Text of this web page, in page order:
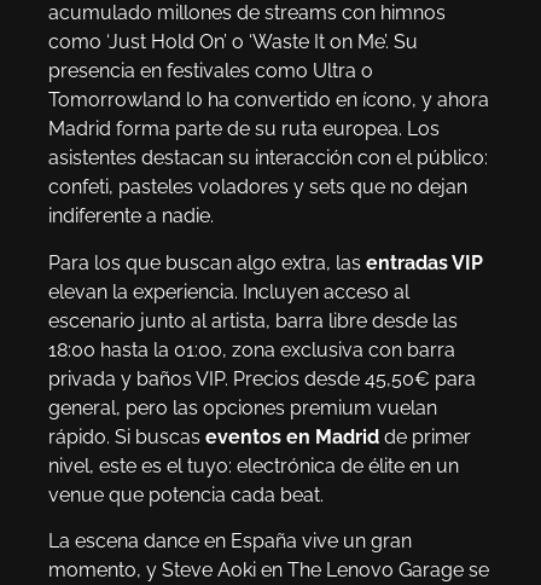
acumulado millones de streams con himnos
como ‘Just Hold On’ o ‘Waste It on Me’. Su
presencia en festivales como Ultra o
Tomorrowland lo ha convertido en ícono, y ahora
Madrid forma parte de su ruta europea. Los
asistentes destacan su interacción con el público:
confeti, pasteles voladores y sets que no dejan
indiferente a nadie.
Para los que buscan algo extra, las entradas VIP
elevan la experiencia. Incluyen acceso al
escenario junto al artista, barra libre desde las
18:00 hasta la 01:00, zona exclusiva con barra
privada y baños VIP. Precios desde 45,50€ para
general, pero las opciones premium vuelan
rápido. Si buscas eventos en Madrid de primer
nivel, este es el tuyo: electrónica de élite en un
venue que potencia cada beat.
La escena dance en España vive un gran
momento, y Steve Aoki en The Lenovo Garage se